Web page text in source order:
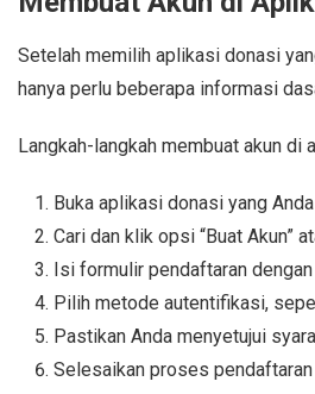
Setelah memilih aplikasi donasi
hanya perlu beberapa informasi
Langkah-langkah membuat akun
Buka aplikasi donasi yang
Cari dan klik opsi “Buat Akun”
Isi formulir pendaftaran
Pilih metode autentifikasi,
Pastikan Anda menyetujui
Selesaikan proses